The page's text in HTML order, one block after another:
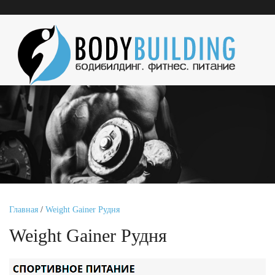
Главная / Weight Gainer Рудня
Weight Gainer Рудня